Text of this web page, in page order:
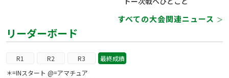
すべての大会関連ニュース ＞
リーダーボード
R1 R2 R3 最終成績
＊=INスタート @=アマチュア